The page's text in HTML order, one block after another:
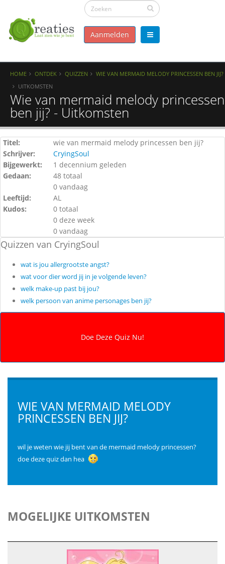
Aanmelden
HOME ONTDEK QUIZZEN
WIE VAN MERMAID MELODY PRINCESSEN BEN JIJ?
UITKOMSTEN
Wie van mermaid melody princessen
ben jij? - Uitkomsten
Titel:
wie van mermaid melody princessen ben jij?
Schrijver:
CryingSoul
Bijgewerkt:
1 decennium geleden
Gedaan:
48 totaal
0 vandaag
Leeftijd:
AL
Kudos:
0 totaal
0 deze week
0 vandaag
Quizzen van CryingSoul
wat is jou allergrootste angst?
wat voor dier word jij in je volgende leven?
welk make-up past bij jou?
welk persoon van anime personages ben jij?
WIE VAN MERMAID MELODY
PRINCESSEN BEN JIJ?
wil je weten wie jij bent van de mermaid melody princessen?
doe deze quiz dan hea
MOGELIJKE UITKOMSTEN